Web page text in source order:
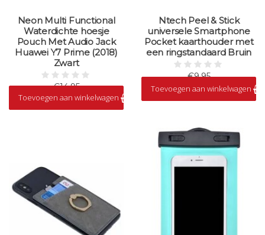
Neon Multi Functional
Waterdichte hoesje
Pouch Met Audio Jack
Huawei Y7 Prime (2018)
Zwart
€14,95
Op voorraad
Toevoegen aan winkelwagen
Ntech Peel & Stick
universele Smartphone
Pocket kaarthouder met
een ringstandaard Bruin
€9,95
Op voorraad
Toevoegen aan winkelwagen